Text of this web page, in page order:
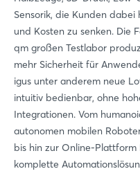
Sensorik, die Kunden dabei
und Kosten zu senken. Die
qm großen Testlabor
mehr Sicherheit für
igus unter anderem neue
intuitiv bedienbar, ohne
Integrationen. Vom
autonomen mobilen
bis hin zur Online-Plattform
komplette
Login
Noch